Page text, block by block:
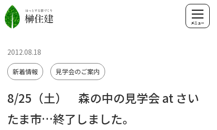
8/25（土） 森の中の見学会 at さい
たま市…終了しました。
2012.08.18
新着情報 見学会のご案内